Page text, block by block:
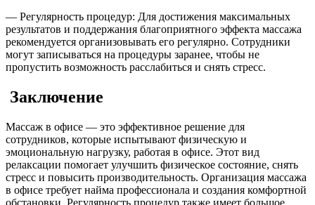
— Регулярность процедур: Для достижения максимальных
результатов и поддержания благоприятного эффекта массажа
рекомендуется организовывать его регулярно. Сотрудники
могут записываться на процедуры заранее, чтобы не
пропустить возможность расслабиться и снять стресс.
Заключение
Массаж в офисе — это эффективное решение для
сотрудников, которые испытывают физическую и
эмоциональную нагрузку, работая в офисе. Этот вид
релаксации помогает улучшить физическое состояние, снять
стресс и повысить производительность. Организация массажа
в офисе требует найма профессионала и создания комфортной
обстановки. Регулярность процедур также имеет большое